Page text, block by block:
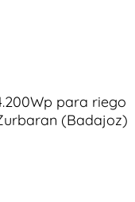
para riego
(Badajoz)